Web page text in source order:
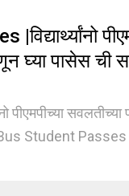
घ्या पासेस ची
सवलतीच्या
Bus Student Passes